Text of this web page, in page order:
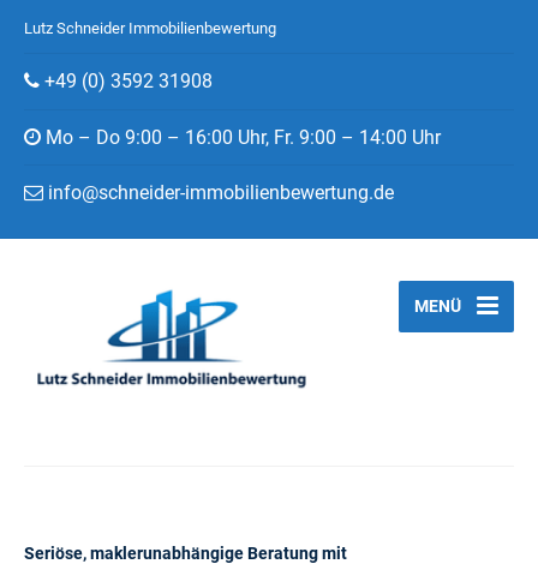
Lutz Schneider Immobilienbewertung
+49 (0) 3592 31908
Mo – Do 9:00 – 16:00 Uhr, Fr. 9:00 – 14:00 Uhr
info@schneider-immobilienbewertung.de
Seriöse, maklerunabhängige Beratung mit
MENÜ